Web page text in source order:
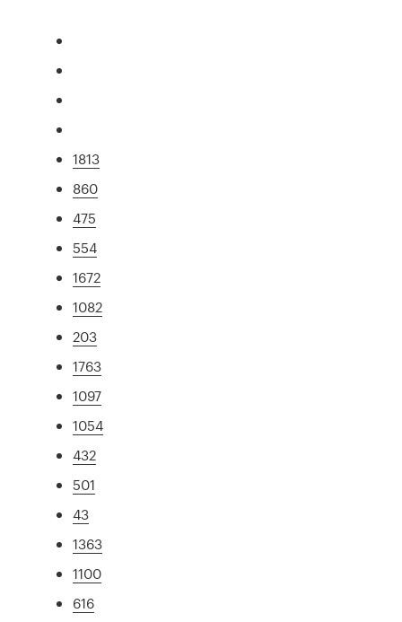
1813
860
475
554
1672
1082
203
1763
1097
1054
432
501
43
1363
1100
616